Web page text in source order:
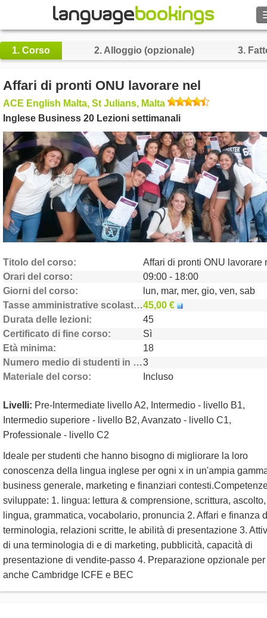
SFOGLIARE
Entra
Aiuto
Valuta €
Lingua
1. Corso 2.Alloggio (opzionale) 3.
Affari di pronti ONU lavorare nel
ACE English Malta, St Julians, Malta
Inglese Business 20 Lezioni settimanali
Titolo del corso
Affari di pronti ONU lavorare
Orari del corso
09:00 - 18:00
Giorni del corso
lun, mar, mer, gio, ven, sab
Tasse amministrative scolastiche45,00 €
Durata delle lezioni
45
Certificato di fine corso
Sì
Età minima
18
Numero medio di studenti in classe3
Materiale del corso
Incluso
Livelli: Pre-Intermediate livello A2, Intermedio - livello B1,
Intermedio superiore - livello B2, Avanzato - livello C1,
Professionale - livello C2
Ideale per studenti che hanno bisogno di migliorare la loro
conoscenza della lingua inglese per ogni x in un'ampia
business generale, marketing e finanziari
sviluppate: 1. lingua: lettura & comprensione, scrittura, ascolto,
lingua, grammatica, vocabolario, pronuncia 2. Affari e finanza
terminologia, relazioni scritte, le abilità di presentazione 3.
di una terminologia di e di marketing, pubblicità, capacità di
presentazione di vendite-passo 4. Preparazione opzionale
anche Cambridge ICFE e BEC